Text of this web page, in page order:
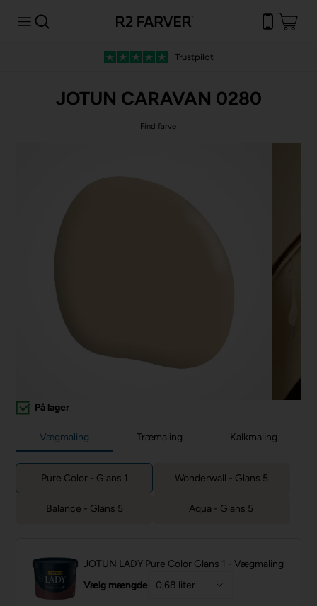
Fri fragt ved køb over 499 kr.
JOTUN CARAVAN 0280
Find farve
På lager
Vægmaling Træmaling Kalkmaling
Pure Color - Glans 1 Wonderwall - Glans 5
Balance - Glans 5 Aqua - Glans 5
JOTUN LADY Pure Color Glans 1 - Vægmaling
Vælg mængde